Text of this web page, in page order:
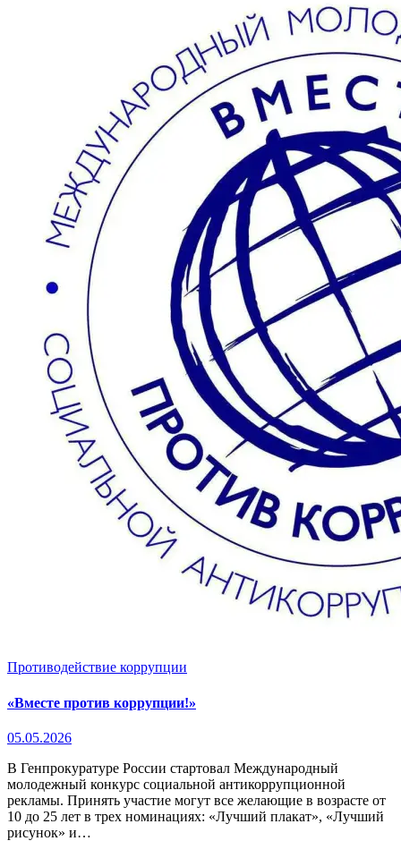
Противодействие коррупции
«Вместе против коррупции!»
05.05.2026
В Генпрокуратуре России стартовал Международный
молодежный конкурс социальной антикоррупционной
рекламы. Принять участие могут все желающие в возрасте от
10 до 25 лет в трех номинациях: «Лучший плакат», «Лучший
рисунок» и…